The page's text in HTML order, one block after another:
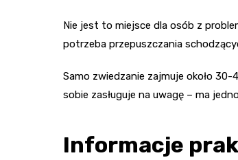
Nie jest to miejsce dla osób z
potrzeba przepuszczania
Samo zwiedzanie zajmuje około
sobie zasługuje na uwagę – ma
Informacje